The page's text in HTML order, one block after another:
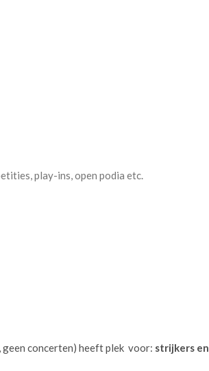
play-ins, open podia etc.
geen concerten) heeft plek voor: strijkers en